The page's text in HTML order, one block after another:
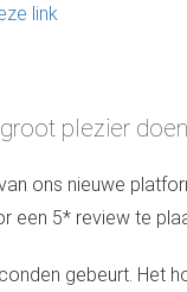
link
plezier
ons nieuwe
een 5* review te
gebeurt. Het